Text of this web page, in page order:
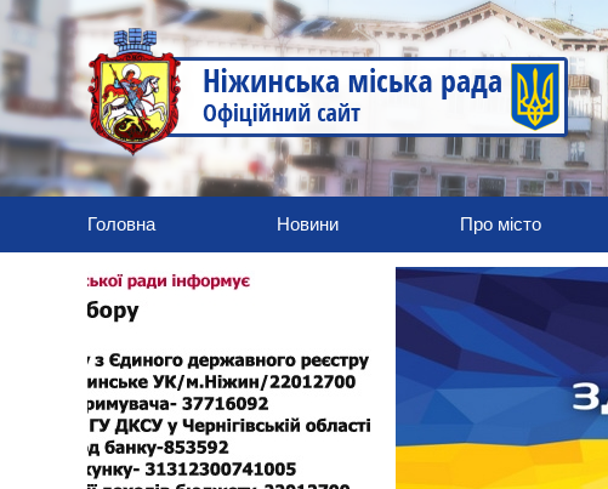
Головна Новини Про місто